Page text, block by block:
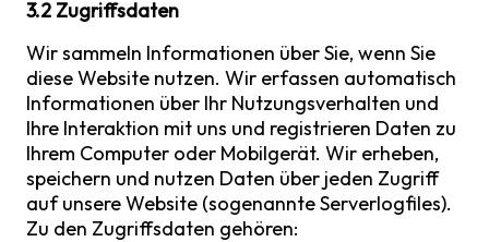
3.2 Zugriffsdaten
Wir sammeln Informationen über Sie, wenn Sie
diese Website nutzen. Wir erfassen automatisch
Informationen über Ihr Nutzungsverhalten und
Ihre Interaktion mit uns und registrieren Daten zu
Ihrem Computer oder Mobilgerät. Wir erheben,
speichern und nutzen Daten über jeden Zugriff
auf unsere Website (sogenannte Serverlogfiles).
Zu den Zugriffsdaten gehören: